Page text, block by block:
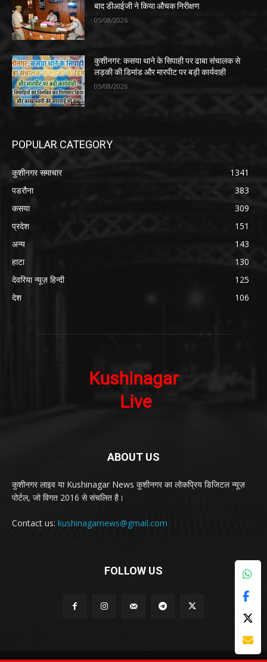
बाद डीआईजी ने किया औचक निरीक्षण
05/08/2026
कुशीनगर: कसया थाने के सिपाही पर ढाबा संचालक से
लड़की की डिमांड और मारपीट पर बड़ी कार्यवाही
05/08/2026
POPULAR CATEGORY
कुशीनगर समाचार
1341
पडरौना
383
कसया
309
प्रदेश
151
अन्य
143
हाटा
130
देवरिया न्यूज़ हिन्दी
125
देश
106
ABOUT US
कुशीनगर लाइव या Kushinagar News कुशीनगर का लोकप्रिय डिजिटल न्यूज़
पोर्टल, जो विगत 2016 से संचलित है।
Contact us: kushinagarnews@gmail.com
FOLLOW US